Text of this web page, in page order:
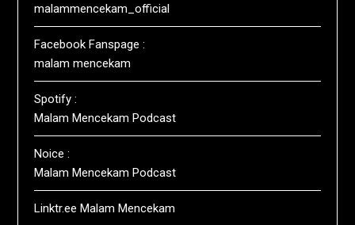
malammencekam_official
Facebook Fanspage :
malam mencekam
Spotify :
Malam Mencekam Podcast
Noice :
Malam Mencekam Podcast
Linktr.ee Malam Mencekam